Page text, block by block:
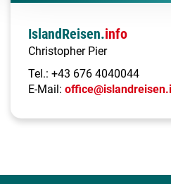
IslandReisen.info
Christopher Pier
Tel.: +43 676 4040044
E-Mail: